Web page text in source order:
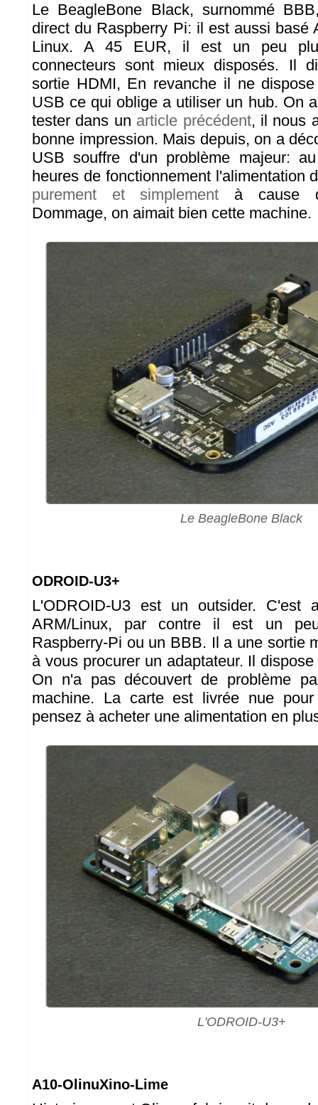
Le BeagleBone Black, surnommé
direct du Raspberry Pi: il est aussi basé
Linux. A 45 EUR, il est un peu
connecteurs sont mieux disposés. Il
sortie HDMI, En revanche il ne
USB ce qui oblige a utiliser un hub. On
tester dans un article précédent, il nous
bonne impression. Mais depuis, on a
USB souffre d'un problème majeur:
heures de fonctionnement l'alimentation
purement et simplement à cause
Dommage, on aimait bien cette machine.
Le BeagleBone Black
ODROID-U3+
L'ODROID-U3 est un outsider. C'est
ARM/Linux, par contre il est un
Raspberry-Pi ou un BBB. Il a une sortie
à vous procurer un adaptateur. Il
On n'a pas découvert de problème
machine. La carte est livrée nue
pensez à acheter une alimentation en
L'ODROID-U3+
A10-OlinuXino-Lime